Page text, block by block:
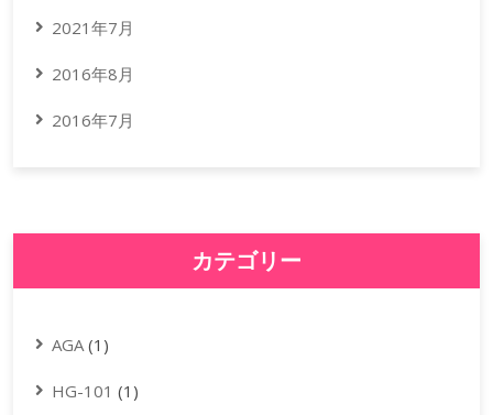
2021年7月
2016年8月
2016年7月
カテゴリー
AGA(1)
HG-101 (1)